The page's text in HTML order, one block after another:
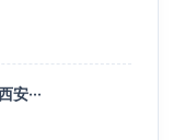
···